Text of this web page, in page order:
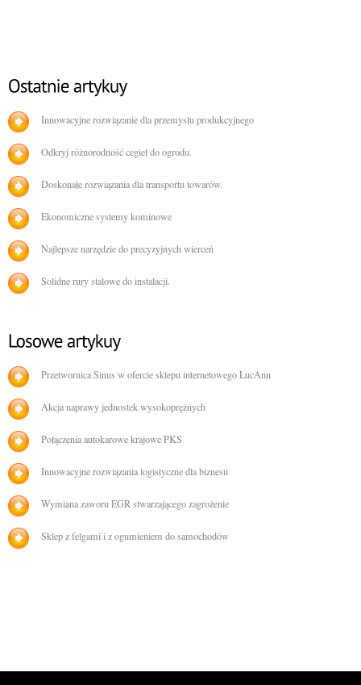
Innowacyjne rozwiązanie dla przemysłu produkcyjnego
Odkryj różnorodność cegieł do ogrodu.
Doskonałe rozwiązania dla transportu towarów.
Ekonomiczne systemy kominowe
Najlepsze narzędzie do precyzyjnych wierceń
Solidne rury stalowe do instalacji.
Przetwornica Sinus w ofercie sklepu internetowego LucAnn
Akcja naprawy jednostek wysokoprężnych
Połączenia autokarowe krajowe PKS
Innowacyjne rozwiązania logistyczne dla biznesu
Wymiana zaworu EGR stwarzającego zagrożenie
Sklep z felgami i z ogumieniem do samochodów